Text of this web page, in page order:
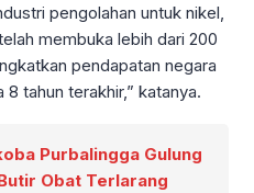
pengolahan untuk nikel,
membuka lebih dari 200
pendapatan negara
8 tahun terakhir,” katanya.
Purbalingga Gulung
Obat Terlarang